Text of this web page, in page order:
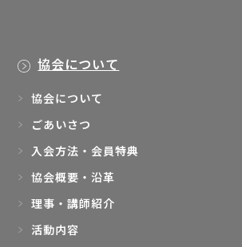
協会について
協会について
ごあいさつ
入会方法・会員特典
協会概要・沿革
理事・講師紹介
活動内容